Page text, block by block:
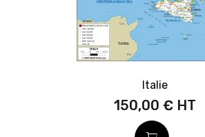
Italie
150,00 €